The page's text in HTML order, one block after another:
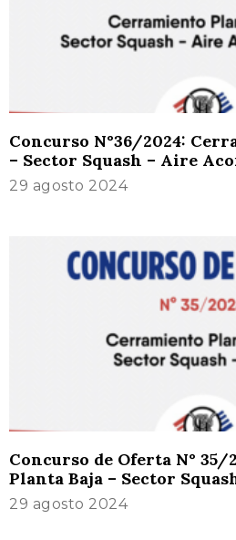
Concurso N°36/2024:
– Sector Squash – Aire
29 agosto 2024
Concurso de Oferta N°
Planta Baja – Sector
29 agosto 2024